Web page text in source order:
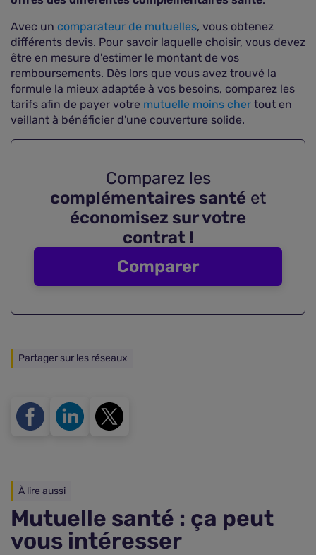
Avec un comparateur de mutuelles, vous obtenez
différents devis. Pour savoir laquelle choisir, vous devez
être en mesure d'estimer le montant de vos
remboursements. Dès lors que vous avez trouvé la
formule la mieux adaptée à vos besoins, comparez les
tarifs afin de payer votre mutuelle moins cher tout en
veillant à bénéficier d'une couverture solide.
Comparez les
complémentaires santé et
économisez sur votre
contrat !
Comparer
Partager sur les réseaux
À lire aussi
Mutuelle santé : ça peut
vous intéresser